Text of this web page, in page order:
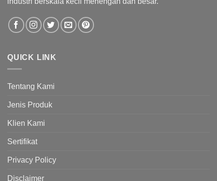
QUICK LINK
Tentang Kami
Jenis Produk
Klien Kami
Sertifikat
Privacy Policy
Disclaimer